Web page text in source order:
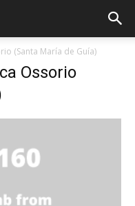
(Santa María de Guía)
Ossorio